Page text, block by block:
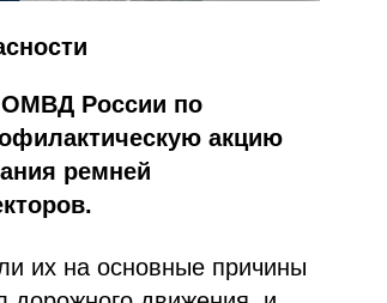
ОМВД России по
акцию
ремней
их на основные причины